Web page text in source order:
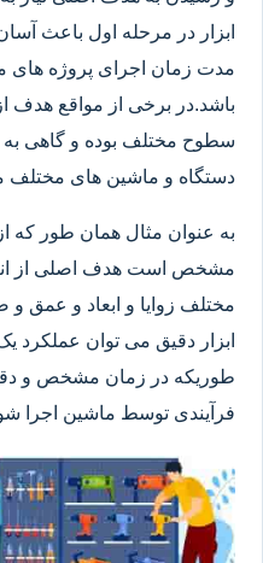
ابزار در مرحله اول باعث
مدت زمان اجرای پروژه
باشد.در برخی از مواقع هدف از
سطوح مختلف بوده و گاهی به
دستگاه و ماشین های مختلف
به عنوان مثال همان طور که از
مشخص است هدف اصلی از
مختلف زوایا و ابعاد و عمق
ابزار دقیق می توان عملکرد
طوریکه در زمان مشخص و
فرآیندی توسط ماشین اجرا